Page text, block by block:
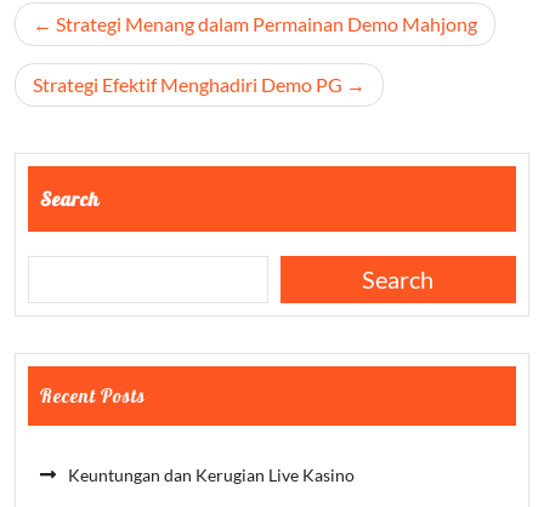
Post
navigation
Strategi Menang dalam Permainan Demo Mahjong
Strategi Efektif Menghadiri Demo PG
Search
Search
Recent Posts
Keuntungan dan Kerugian Live Kasino